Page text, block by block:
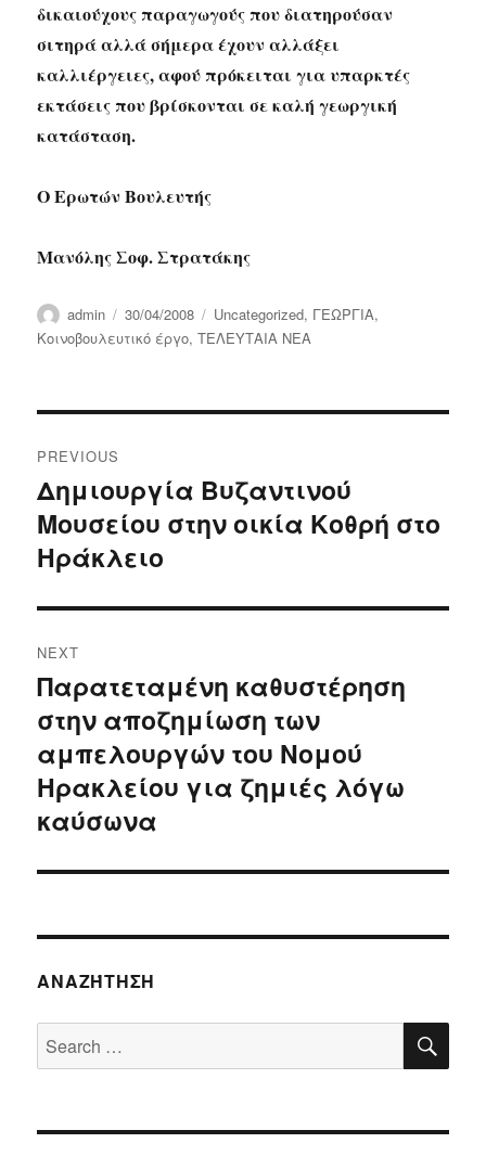
δικαιούχους παραγωγούς που διατηρούσαν
σιτηρά αλλά σήμερα έχουν αλλάξει
καλλιέργειες, αφού πρόκειται για υπαρκτές
εκτάσεις που βρίσκονται σε καλή γεωργική
κατάσταση.
Ο Ερωτών Βουλευτής
Μανόλης Σοφ. Στρατάκης
Author
admin
Posted
on
30/04/2008 Categories
Uncategorized, ΓΕΩΡΓΙΑ,
Κοινοβουλευτικό έργο,ΤΕΛΕΥΤΑΙΑ ΝΕΑ
navigation
PREVIOUS
Previous
post:
Δημιουργία Βυζαντινού
Μουσείου στην οικία Κοθρή στο
Ηράκλειο
NEXT
Next
post:
Παρατεταμένη καθυστέρηση
στην αποζημίωση των
αμπελουργών του Νομού
Ηρακλείου για ζημιές λόγω
καύσωνα
ΑΝΑΖΉΤΗΣΗ
Search
for: